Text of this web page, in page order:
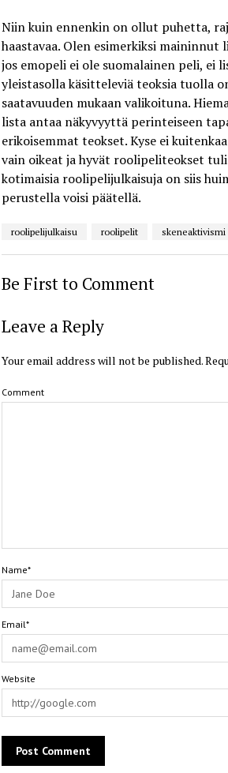
Niin kuin ennenkin on ollut puhetta,
haastavaa. Olen esimerkiksi maininnut
jos emopeli ei ole suomalainen peli, ei
yleistasolla käsitteleviä teoksia tuolla
saatavuuden mukaan valikoituna.
lista antaa näkyvyyttä perinteiseen
erikoisemmat teokset. Kyse ei
vain oikeat ja hyvät roolipeliteokset
kotimaisia roolipelijulkaisuja on siis
perustella voisi päätellä.
roolipelijulkaisu roolipelit skeneaktivismi
Be First to Comment
Leave a Reply
Your email address will not be published.
Comment
Name*
Email*
Website